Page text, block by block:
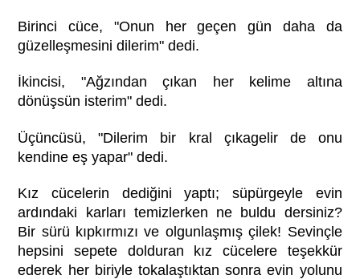
Birinci cüce, "Onun her geçen gün daha da
güzelleşmesini dilerim" dedi.
İkincisi, "Ağzından çıkan her kelime altına
dönüşsün isterim" dedi.
Üçüncüsü, "Dilerim bir kral çıkagelir de onu
kendine eş yapar" dedi.
Kız cücelerin dediğini yaptı; süpürgeyle evin
ardındaki karları temizlerken ne buldu dersiniz?
Bir sürü kıpkırmızı ve olgunlaşmış çilek! Sevinçle
hepsini sepete dolduran kız cücelere teşekkür
ederek her biriyle tokalaştıktan sonra evin yolunu